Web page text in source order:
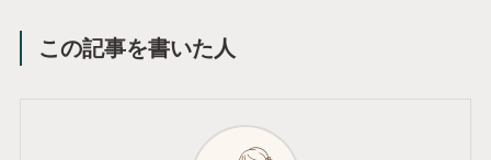
この記事を書いた人